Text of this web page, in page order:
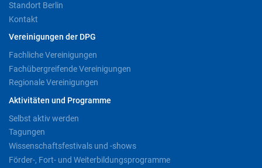
Standort Berlin
Kontakt
Vereinigungen der DPG
Fachliche Vereinigungen
Fachübergreifende Vereinigungen
Regionale Vereinigungen
Aktivitäten und Programme
Selbst aktiv werden
Tagungen
Wissenschaftsfestivals und -shows
Förder-, Fort- und Weiterbildungsprogramme